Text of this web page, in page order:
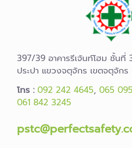
397/39 อาคารรีเจ้นท์โฮม ชั้นที่
ประปา แขวงจตุจักร เขตจตุจัก
โทร : 092 242 4645, 065
061 842 3245